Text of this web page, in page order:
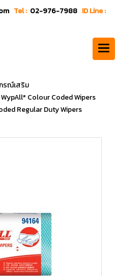
Tel : 02-976-7988 ID Line :
รณ์เสริม
Colour Coded Wipers
Regular Duty Wipers